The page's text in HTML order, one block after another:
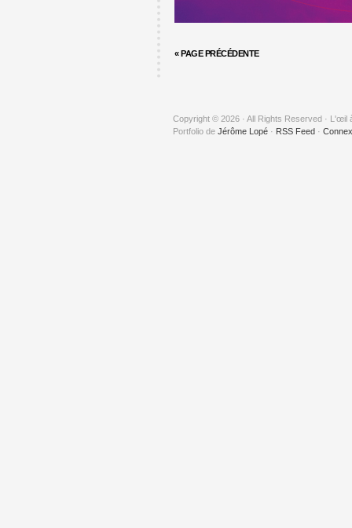
« PAGE PRÉCÉDENTE
Copyright © 2026 · All Rights Reserved · L'œil
Portfolio de Jérôme Lopé · RSS Feed ·